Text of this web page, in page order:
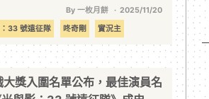
By 一枚月餅
2025/11/20
33 號遠征隊 咚奇剛 實況主
獎入圍名單公布，最佳演員名